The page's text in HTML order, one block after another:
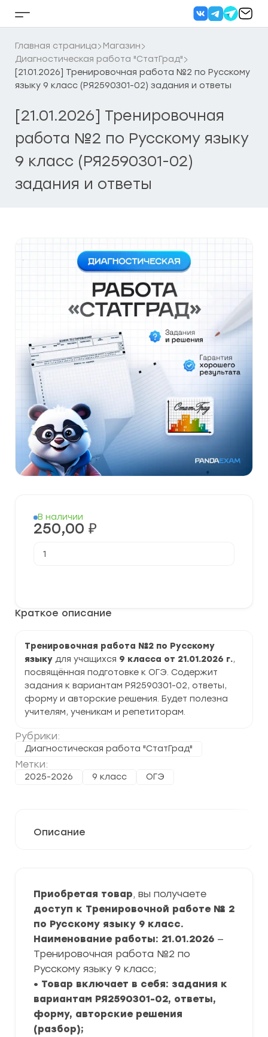
Кнопка
бокового
меню
Главная страница
Магазин
Диагностическая работа "СтатГрад"
[21.01.2026] Тренировочная работа №2 по Русскому
языку 9 класс (РЯ2590301-02) задания и ответы
[21.01.2026] Тренировочная
работа №2 по Русскому языку
9 класс (РЯ2590301-02)
задания и ответы
Краткое описание
Тренировочная работа №2 по Русскому
языку для учащихся 9 класса от 21.01.2026 г.,
посвящённая подготовке к ОГЭ. Содержит
задания к вариантам РЯ2590301-02, ответы,
форму и авторские решения. Будет полезна
учителям, ученикам и репетиторам.
Рубрики:
Диагностическая работа "СтатГрад"
Метки:
2025-2026 9 класс ОГЭ
В наличии
250,00 ₽
товара
Русскому
класс
(РЯ2590301-
02)
задания
ответы
Описание
Приобретая товар, вы получаете
доступ к Тренировочной работе № 2
по Русскому языку 9 класс.
Наименование работы: 21.01.2026 —
Тренировочная работа №2 по
Русскому языку 9 класс;
• Товар включает в себя: задания к
вариантам РЯ2590301-02, ответы,
форму, авторские решения
(разбор);